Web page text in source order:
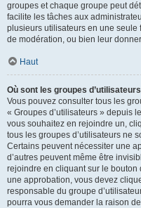
groupes et chaque groupe peut
facilite les tâches aux
plusieurs utilisateurs en une
de modération, ou bien leur
Haut
Où sont les groupes
Vous pouvez consulter tous les
« Groupes d’utilisateurs » depuis
vous souhaitez en rejoindre un,
tous les groupes d’utilisateurs ne
Certains peuvent nécessiter une
d’autres peuvent même être
rejoindre en cliquant sur le bouton
une approbation, vous devez
responsable du groupe
pourra vous demander la raison